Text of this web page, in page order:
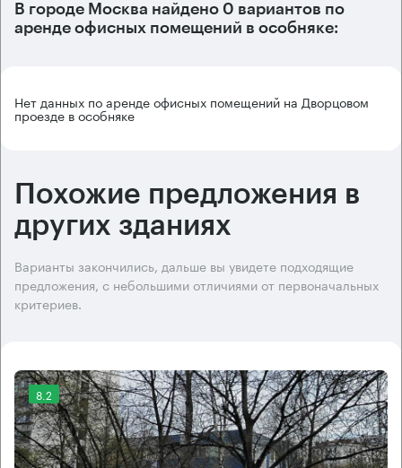
В городе Москва найдено 0 вариантов по
аренде офисных помещений в особняке:
Нет данных по аренде офисных помещений на Дворцовом
проезде в особняке
Похожие предложения в
других зданиях
Варианты закончились, дальше вы увидете подходящие
предложения, с небольшими отличиями от первоначальных
критериев.
8.2